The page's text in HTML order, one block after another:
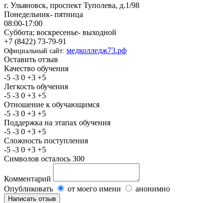
г. Ульяновск, проспект Туполева, д.1/98
Понедельник- пятница
08:00-17:00
Суббота; воскресенье- выходной
+7 (8422) 73-79-91
Официальный сайт: медколледж73.рф
Оставить отзыв
Качество обучения
-5 -3 0 +3 +5
Легкость обучения
-5 -3 0 +3 +5
Отношение к обучающимся
-5 -3 0 +3 +5
Поддержка на этапах обучения
-5 -3 0 +3 +5
Сложность поступления
-5 -3 0 +3 +5
Символов осталось 300
Комментарий
Опубликовать
от моего имени анонимно